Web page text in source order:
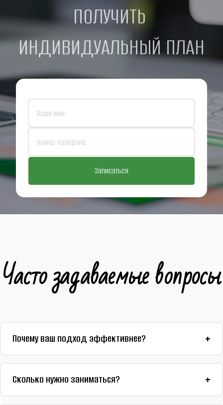
ПОЛУЧИТЬ
ИНДИВИДУАЛЬНЫЙ ПЛАН
Записаться
Часто задаваемые вопросы
Почему ваш подход эффективнее?
Мы опираемся только на научно-доказанные методы и
Сколько нужно заниматься?
Продолжительность зависит от возраста,